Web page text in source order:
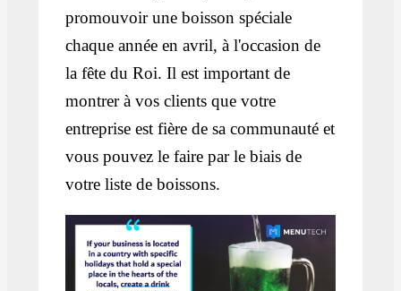
promouvoir une boisson spéciale
chaque année en avril, à l'occasion de
la fête du Roi. Il est important de
montrer à vos clients que votre
entreprise est fière de sa communauté et
vous pouvez le faire par le biais de
votre liste de boissons.